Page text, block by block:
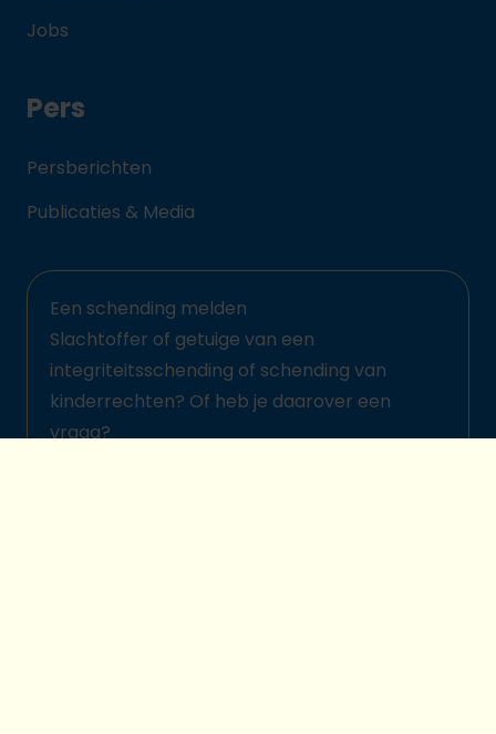
Jobs
Pers
Persberichten
Publicaties & Media
Een schending melden
Slachtoffer of getuige van een
integriteitsschending of schending van
kinderrechten? Of heb je daarover een
vraag?